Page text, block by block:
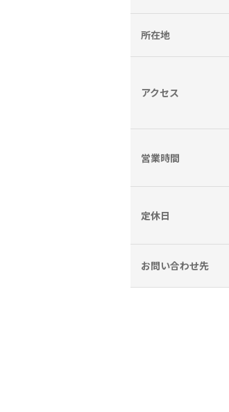
所在地
アクセス
営業時間
定休日
お問い合わせ先